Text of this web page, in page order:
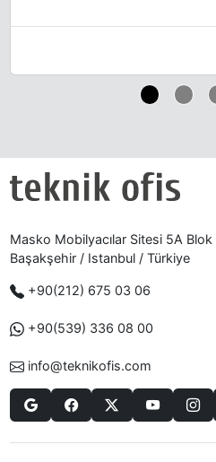
Masko Mobilyacılar Sitesi 5A
Başakşehir / Istanbul / Türkiye
+90(212) 675 03 06
+90(539) 336 08 00
info@teknikofis.com